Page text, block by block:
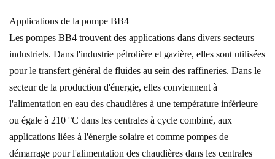
Applications de la pompe BB4
Les pompes BB4 trouvent des applications dans divers secteurs
industriels. Dans l'industrie pétrolière et gazière, elles sont utilisées
pour le transfert général de fluides au sein des raffineries. Dans le
secteur de la production d'énergie, elles conviennent à
l'alimentation en eau des chaudières à une température inférieure
ou égale à 210 °C dans les centrales à cycle combiné, aux
applications liées à l'énergie solaire et comme pompes de
démarrage pour l'alimentation des chaudières dans les centrales